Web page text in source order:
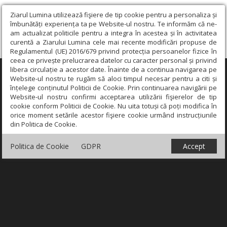
Ziarul Lumina utilizează fişiere de tip cookie pentru a personaliza și
îmbunătăți experiența ta pe Website-ul nostru. Te informăm că ne-
am actualizat politicile pentru a integra în acestea și în activitatea
curentă a Ziarului Lumina cele mai recente modificări propuse de
Regulamentul (UE) 2016/679 privind protecția persoanelor fizice în
ceea ce privește prelucrarea datelor cu caracter personal și privind
libera circulație a acestor date. Înainte de a continua navigarea pe
Website-ul nostru te rugăm să aloci timpul necesar pentru a citi și
înțelege conținutul Politicii de Cookie. Prin continuarea navigării pe
Website-ul nostru confirmi acceptarea utilizării fişierelor de tip
cookie conform Politicii de Cookie. Nu uita totuși că poți modifica în
orice moment setările acestor fişiere cookie urmând instrucțiunile
din Politica de Cookie.
Politica de Cookie GDPR Accept
×